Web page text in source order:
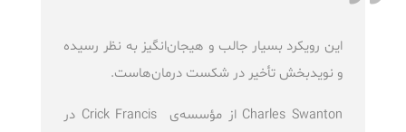
این رویکرد بسیار جالب و هیجان‌انگیز به نظر رسیده
و نویدبخش تأخیر در شکست درمان‌هاست.
Charles Swanton از مؤسسه‌ی Crick Francis در